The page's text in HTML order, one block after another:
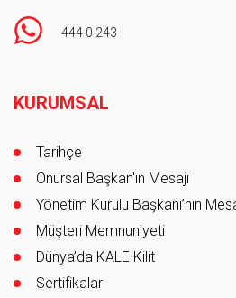
444 0 243
KURUMSAL
Tarihçe
Onursal Başkan'ın Mesajı
Yönetim Kurulu Başkanı’nın
Müşteri Memnuniyeti
Dünya’da KALE Kilit
Sertifikalar